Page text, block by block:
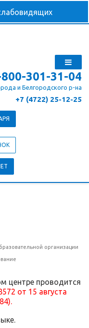
301-31-04
и Белгородского р-на
+7 (4722) 25-12-25
организации
центре проводится
от 15 августа
.